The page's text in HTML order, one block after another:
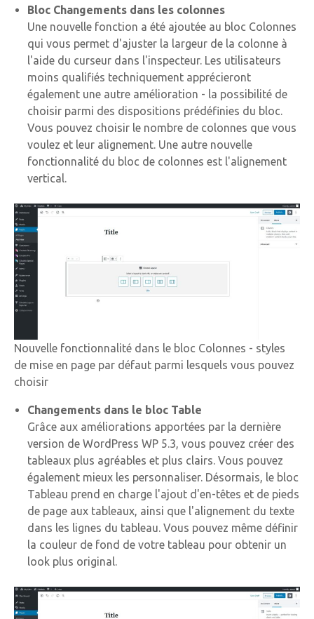
Bloc Changements dans les colonnes
Une nouvelle fonction a été ajoutée au bloc Colonnes
qui vous permet d'ajuster la largeur de la colonne à
l'aide du curseur dans l'inspecteur. Les utilisateurs
moins qualifiés techniquement apprécieront
également une autre amélioration - la possibilité de
choisir parmi des dispositions prédéfinies du bloc.
Vous pouvez choisir le nombre de colonnes que vous
voulez et leur alignement. Une autre nouvelle
fonctionnalité du bloc de colonnes est l'alignement
vertical.
Nouvelle fonctionnalité dans le bloc Colonnes - styles
de mise en page par défaut parmi lesquels vous pouvez
choisir
Changements dans le bloc Table
Grâce aux améliorations apportées par la dernière
version de WordPress WP 5.3, vous pouvez créer des
tableaux plus agréables et plus clairs. Vous pouvez
également mieux les personnaliser. Désormais, le bloc
Tableau prend en charge l'ajout d'en-têtes et de pieds
de page aux tableaux, ainsi que l'alignement du texte
dans les lignes du tableau. Vous pouvez même définir
la couleur de fond de votre tableau pour obtenir un
look plus original.